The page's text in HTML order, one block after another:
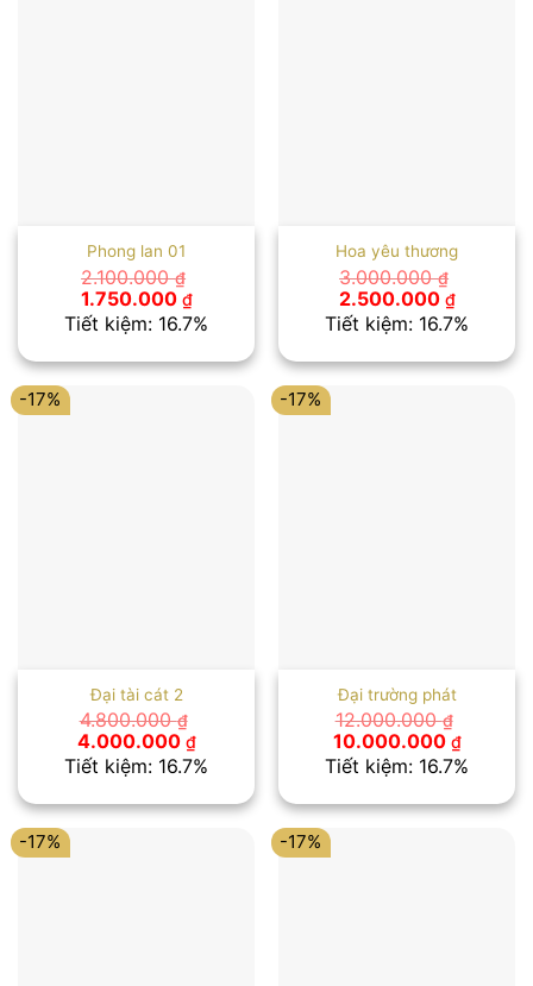
Phong lan 01
2.100.000₫
Giá
gốc
là:
1.750.000 ₫Giá
hiện
tại
1.750.000 ₫.
Tiết kiệm: 16.7%
Hoa yêu thương
3.000.000₫
Giá
gốc
là:
2.500.000 ₫Giá
hiện
tại
Tiết kiệm: 16.7%
-17%
Đại tài cát 2
4.800.000₫
Giá
gốc
là:
4.000.000 ₫Giá
hiện
tại
4.000.000 ₫.
Tiết kiệm: 16.7%
-17%
Đại trường phát
12.000.000₫
Giá
gốc
là:
10.000.000 ₫Giá
hiện
tại
Tiết kiệm: 16.7%
-17% -17%